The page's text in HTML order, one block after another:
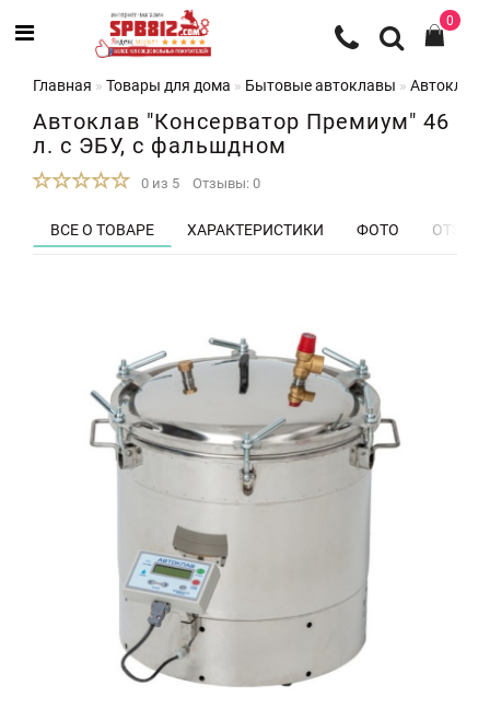
0
Главная Товары для дома Бытовые автоклавы Автоклав
Автоклав "Консерватор Премиум" 46
л. с ЭБУ, с фальшдном
0 из 5 Отзывы: 0
ВСЕ О ТОВАРЕ ХАРАКТЕРИСТИКИ ФОТО